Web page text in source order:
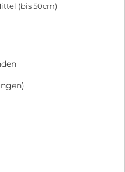
(bis 50cm)